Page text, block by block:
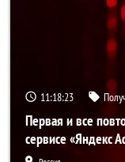
11:18:22
Первая и все
сервисе «Яндекс